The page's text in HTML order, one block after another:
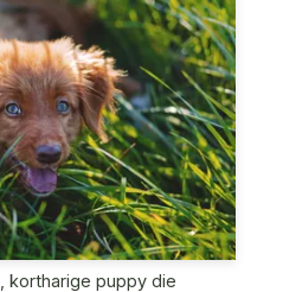
kortharige puppy die